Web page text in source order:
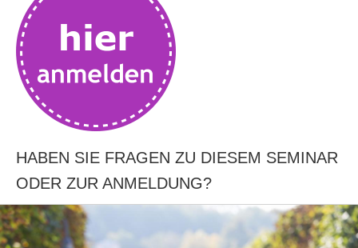
HABEN SIE FRAGEN ZU DIESEM SEMINAR
ODER ZUR ANMELDUNG?